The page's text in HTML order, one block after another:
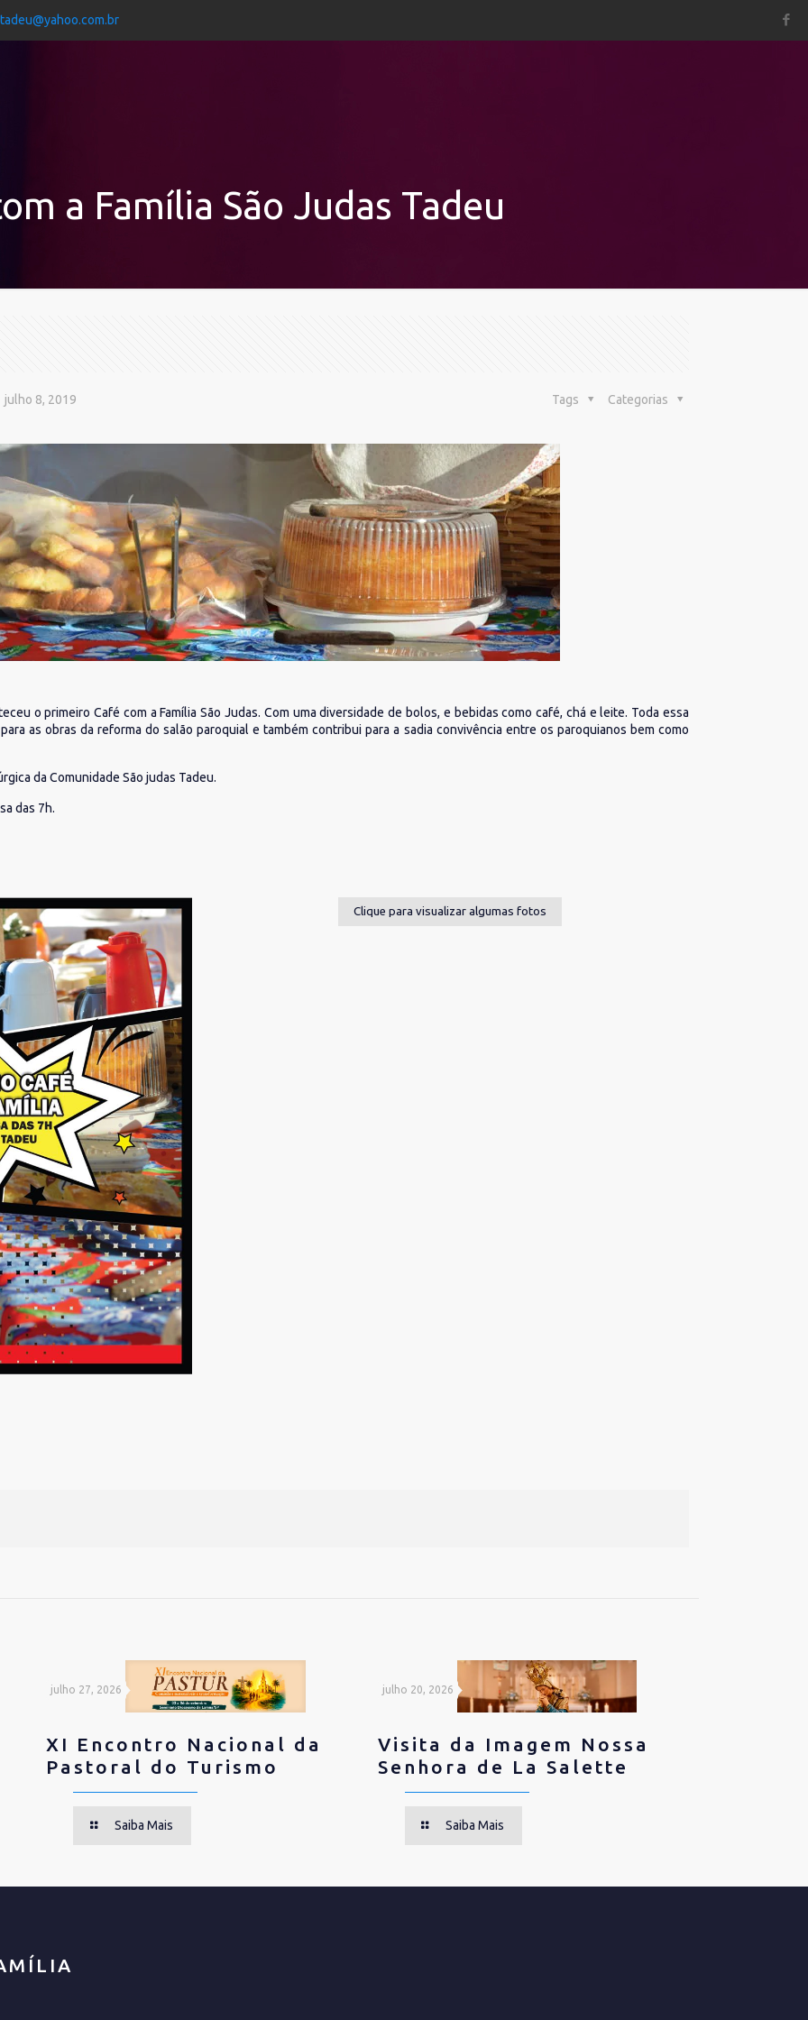
a Família São Judas Tadeu
julho 8, 2019 Categorias
Tags
o primeiro Café com a Família São Judas. Com uma diversidade de bolos, e bebidas como café, chá e leite. Toda essa
as obras da reforma do salão paroquial e também contribui para a sadia convivência entre os paroquianos bem como
da Comunidade São judas Tadeu.
das 7h.
Clique para visualizar algumas fotos
julho 27, 2026
XI Encontro Nacional da
Pastoral do Turismo
Saiba Mais
julho 20, 2026
Visita da Imagem Nossa
Senhora de La Salette
Saiba Mais